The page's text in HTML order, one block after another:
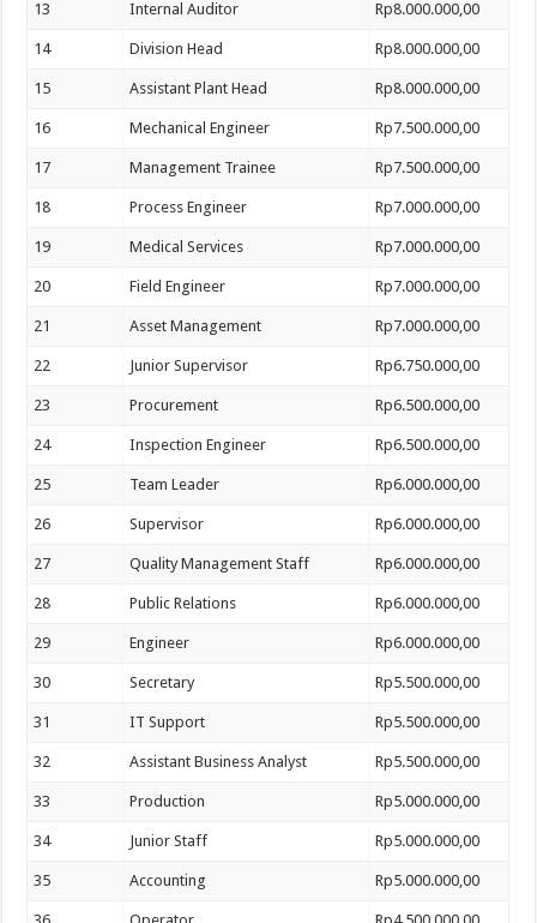
13 Internal Auditor Rp8.000.000,00
14 Division Head Rp8.000.000,00
15 Assistant Plant Head Rp8.000.000,00
16 Mechanical Engineer Rp7.500.000,00
17 Management Trainee Rp7.500.000,00
18 Process Engineer Rp7.000.000,00
19 Medical Services Rp7.000.000,00
20 Field Engineer Rp7.000.000,00
21 Asset Management Rp7.000.000,00
22 Junior Supervisor Rp6.750.000,00
23 Procurement Rp6.500.000,00
24 Inspection Engineer Rp6.500.000,00
25 Team Leader Rp6.000.000,00
26 Supervisor Rp6.000.000,00
27 Quality Management Staff Rp6.000.000,00
28 Public Relations Rp6.000.000,00
29 Engineer Rp6.000.000,00
30 Secretary Rp5.500.000,00
31 IT Support Rp5.500.000,00
32 Assistant Business Analyst Rp5.500.000,00
33 Production Rp5.000.000,00
34 Junior Staff Rp5.000.000,00
35 Accounting Rp5.000.000,00
36 Operator Rp4.500.000,00